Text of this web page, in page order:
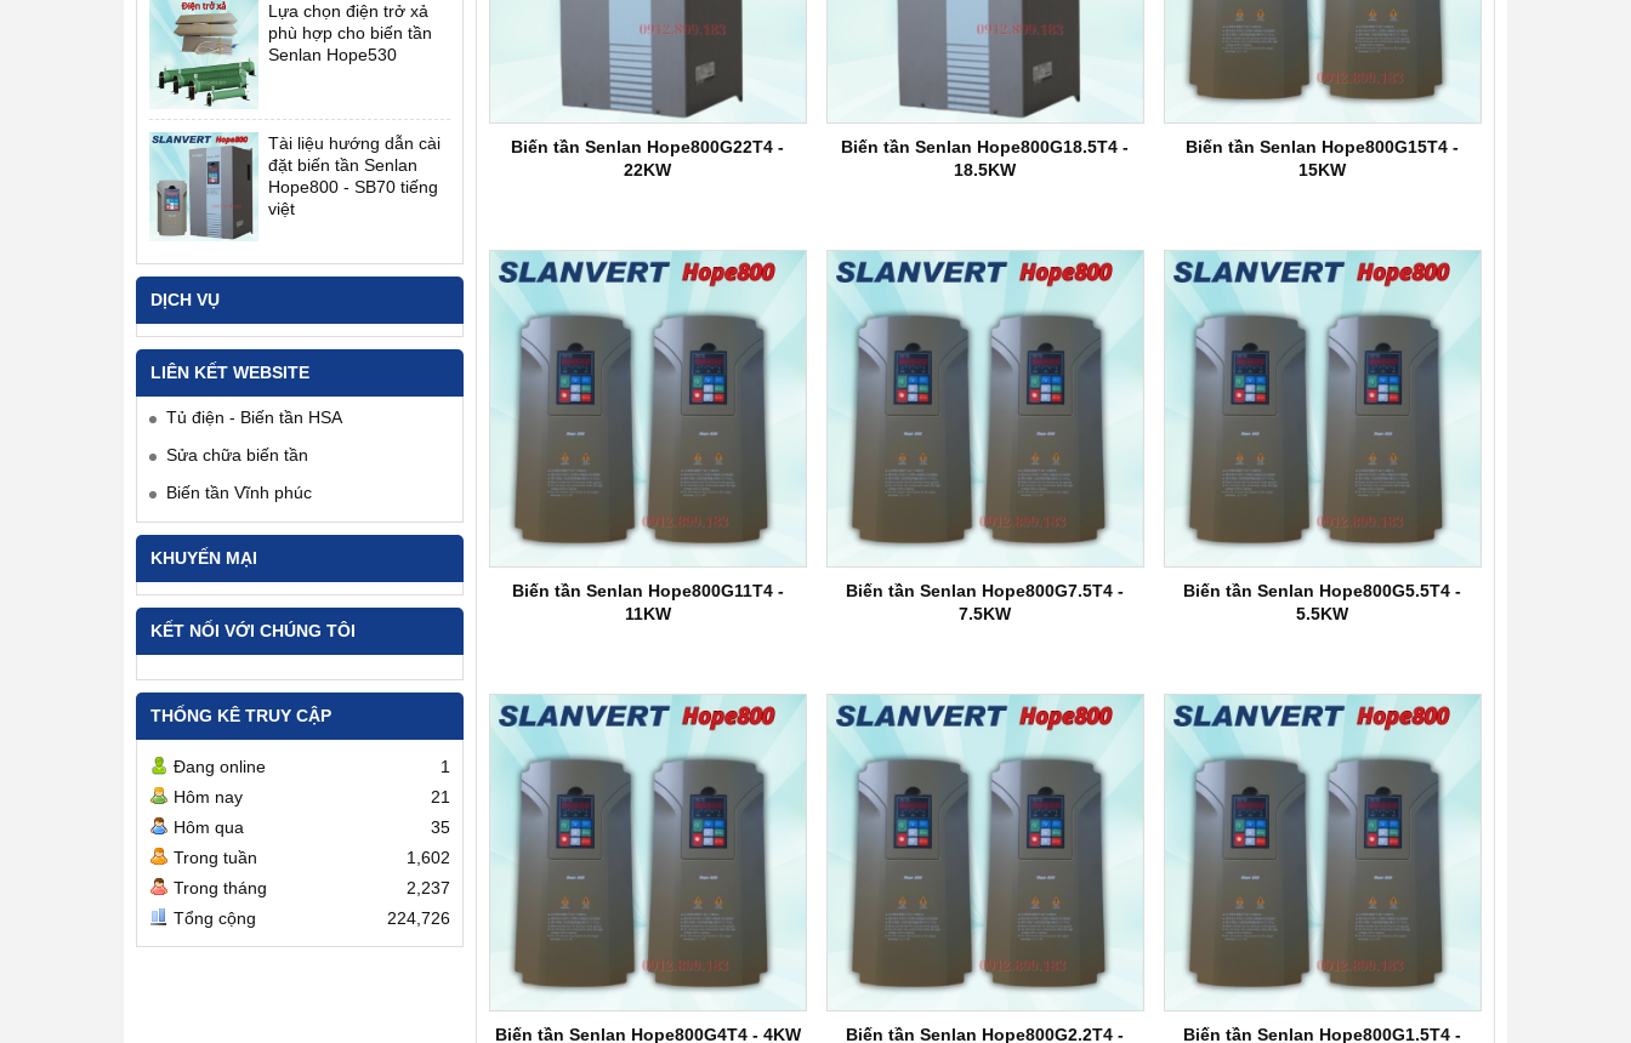
Lựa chọn điện trở xả
phù hợp cho biến tần
Senlan Hope530
Tài liệu hướng dẫn cài
đặt biến tần Senlan
Hope800 - SB70 tiếng
việt
DỊCH VỤ
LIÊN KẾT WEBSITE
Tủ điện - Biến tần HSA
Sửa chữa biến tần
Biến tần Vĩnh phúc
KHUYẾN MẠI
KẾT NỐI VỚI CHÚNG TÔI
THỐNG KÊ TRUY CẬP
Đang online
1
Hôm nay
21
Hôm qua
35
Trong tuần
1,602
Trong tháng
2,237
Tổng cộng
224,726
Biến tần Senlan Hope800G22T4 -
22KW
Biến tần Senlan Hope800G18.5T4 -
18.5KW
Biến tần Senlan Hope800G15T4 -
15KW
Biến tần Senlan Hope800G11T4 -
11KW
Biến tần Senlan Hope800G7.5T4 -
7.5KW
Biến tần Senlan Hope800G5.5T4 -
5.5KW
Biến tần Senlan Hope800G4T4 - 4KW Biến tần Senlan Hope800G2.2T4 - Biến tần Senlan Hope800G1.5T4 -